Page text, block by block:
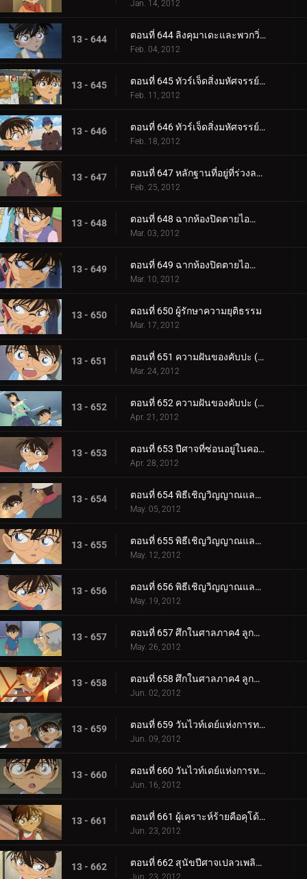
Jan. 14, 2012
13 - 644 ตอนที่ 644 ลิงคุมาเดะและพวกวิ่งราว (ตอน 2)
Feb. 04, 2012
13 - 645 ตอนที่ 645 ทัวร์เจ็ดสิ่งมหัศจรรย์ในฮิโรชิม่าและมิยาจิม่า (ตอน 1)
Feb. 11, 2012
13 - 646 ตอนที่ 646 ทัวร์เจ็ดสิ่งมหัศจรรย์ในฮิโรชิม่าและมิยาจิม่า (ตอน 2)
Feb. 18, 2012
13 - 647 ตอนที่ 647 หลักฐานที่อยู่ที่ร่วงลงมา
Feb. 25, 2012
13 - 648 ตอนที่ 648 ฉากห้องปิดตายไอน้ำ (ตอน 1)
Mar. 03, 2012
13 - 649 ตอนที่ 649 ฉากห้องปิดตายไอน้ำ (ตอน 2)
Mar. 10, 2012
13 - 650 ตอนที่ 650 ผู้รักษาความยุติธรรม
Mar. 17, 2012
13 - 651 ตอนที่ 651 ความฝันของคับปะ (ตอน 1)
Mar. 24, 2012
13 - 652 ตอนที่ 652 ความฝันของคับปะ (ตอน 2)
Apr. 21, 2012
13 - 653 ตอนที่ 653 ปีศาจที่ซ่อนอยู่ในคอร์ตเทนนิส
Apr. 28, 2012
13 - 654 ตอนที่ 654 พิธีเชิญวิญญาณและคดีฆาตกรรมในห้องปิดตาย (ตอน 1)
May. 05, 2012
13 - 655 ตอนที่ 655 พิธีเชิญวิญญาณและคดีฆาตกรรมในห้องปิดตาย (ตอน 2)
May. 12, 2012
13 - 656 ตอนที่ 656 พิธีเชิญวิญญาณและคดีฆาตกรรมในห้องปิดตาย (ตอน 3)
May. 19, 2012
13 - 657 ตอนที่ 657 ศึกในศาลภาค4 ลูกขุนผู้ชี้ขาดคือโคบายาชิ สึมิโกะ (ตอน 1)
May. 26, 2012
13 - 658 ตอนที่ 658 ศึกในศาลภาค4 ลูกขุนผู้ชี้ขาดคือโคบายาชิ สึมิโกะ (ตอน 2)
Jun. 02, 2012
13 - 659 ตอนที่ 659 วันไวท์เดย์แห่งการทรยศ (ตอน 1)
Jun. 09, 2012
13 - 660 ตอนที่ 660 วันไวท์เดย์แห่งการทรยศ (ตอน 2)
Jun. 16, 2012
13 - 661 ตอนที่ 661 ผู้เคราะห์ร้ายคือคุโด้ ชินอิจิ
Jun. 23, 2012
13 - 662 ตอนที่ 662 สุนัขปีศาจเปลวเพลิงแห่งปราสาทอินุบุชิ (ตอน 1)